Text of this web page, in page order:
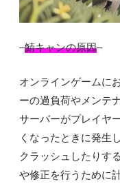
–鯖キャンの原因–
オンラインゲームに
ーの過負荷やメンテ
サーバーがプレイヤ
くなったときに発生
クラッシュしたりす
や修正を行うために